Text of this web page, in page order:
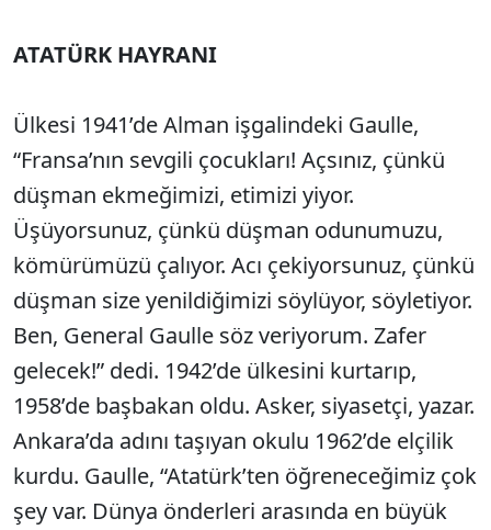
ATATÜRK HAYRANI
Ülkesi 1941’de Alman işgalindeki Gaulle,
“Fransa’nın sevgili çocukları! Açsınız, çünkü
düşman ekmeğimizi, etimizi yiyor.
Üşüyorsunuz, çünkü düşman odunumuzu,
kömürümüzü çalıyor. Acı çekiyorsunuz, çünkü
düşman size yenildiğimizi söylüyor, söyletiyor.
Ben, General Gaulle söz veriyorum. Zafer
gelecek!” dedi. 1942’de ülkesini kurtarıp,
1958’de başbakan oldu. Asker, siyasetçi, yazar.
Ankara’da adını taşıyan okulu 1962’de elçilik
kurdu. Gaulle, “Atatürk’ten öğreneceğimiz çok
şey var. Dünya önderleri arasında en büyük